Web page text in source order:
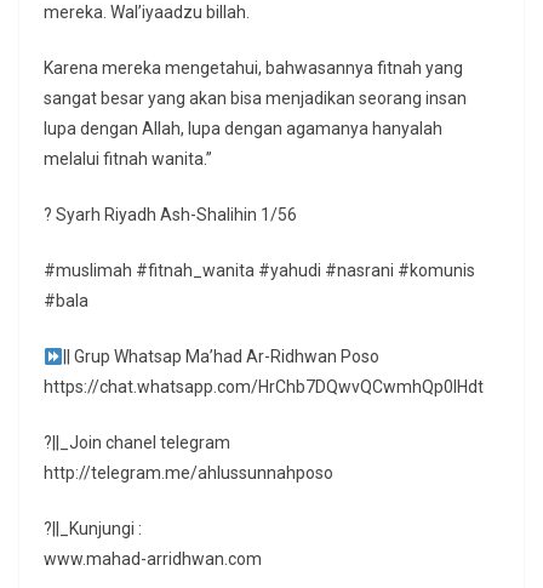
mereka. Wal’iyaadzu billah.
Karena mereka mengetahui, bahwasannya fitnah yang
sangat besar yang akan bisa menjadikan seorang insan
lupa dengan Allah, lupa dengan agamanya hanyalah
melalui fitnah wanita.”
? Syarh Riyadh Ash-Shalihin 1/56
#muslimah #fitnah_wanita #yahudi #nasrani #komunis
#bala
|| Grup Whatsap Ma’had Ar-Ridhwan Poso
https://chat.whatsapp.com/HrChb7DQwvQCwmhQp0lHdt
?||_Join chanel telegram
http://telegram.me/ahlussunnahposo
?||_Kunjungi :
www.mahad-arridhwan.com